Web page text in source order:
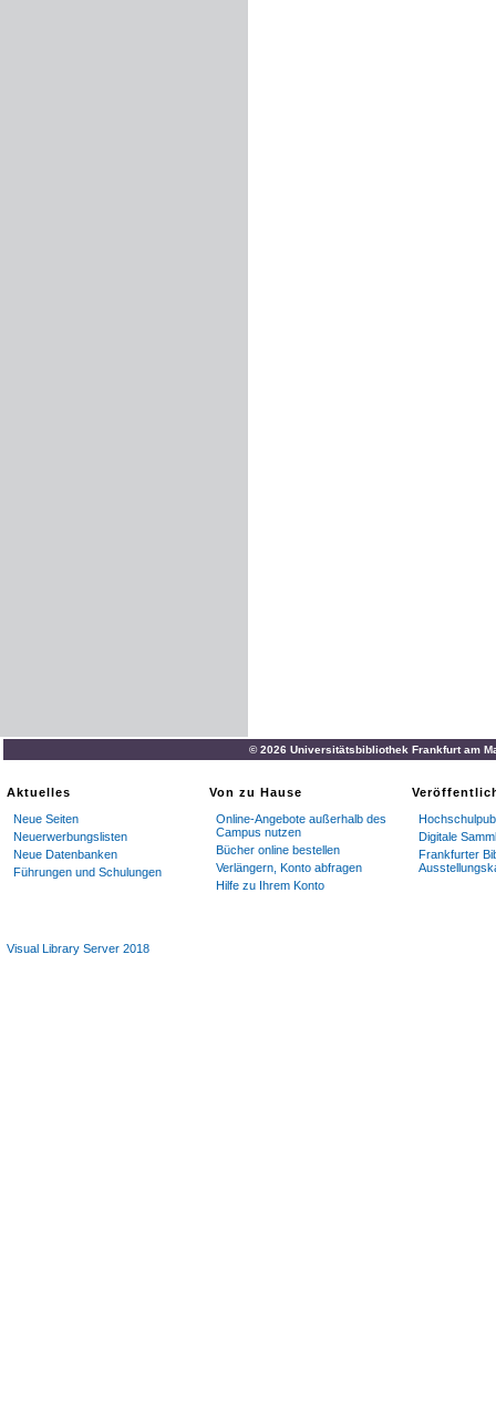
© 2026 Universitätsbibliothek Frankfurt am
Aktuelles
Neue Seiten
Neuerwerbungslisten
Neue Datenbanken
Führungen und Schulungen
Von zu Hause
Online-Angebote außerhalb des
Campus nutzen
Bücher online bestellen
Verlängern, Konto abfragen
Hilfe zu Ihrem Konto
Digitale
Frankfurter
Visual Library Server 2018